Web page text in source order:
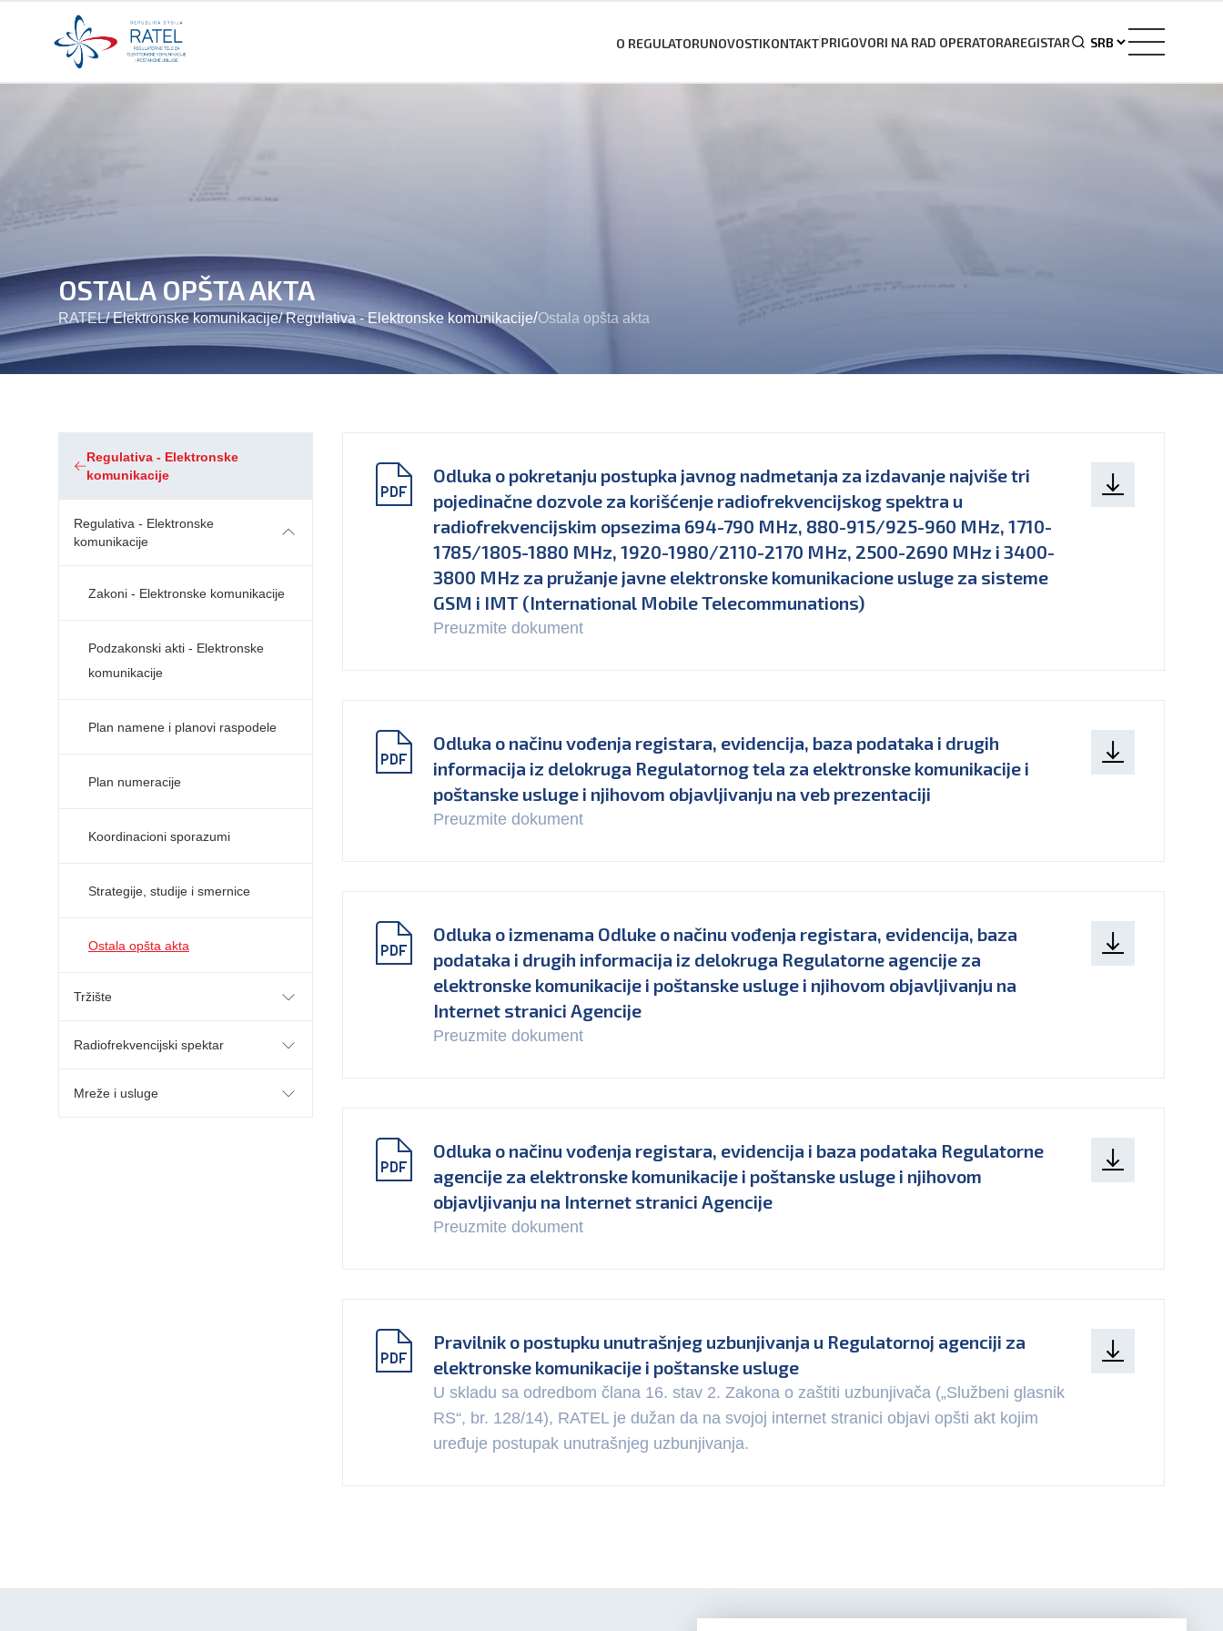
O REGULATORUNOVOSTIKONTAKTPRIGOVORI NA RAD OPERATORAREGISTAR
OSTALA OPŠTA AKTA
RATEL/ Elektronske komunikacije/ Regulativa - Elektronske komunikacije/Ostala opšta akta
Regulativa - Elektronske
komunikacije
Regulativa - Elektronske
komunikacije
Zakoni - Elektronske komunikacije
Podzakonski akti - Elektronske
komunikacije
Plan namene i planovi raspodele
Plan numeracije
Koordinacioni sporazumi
Strategije, studije i smernice
Ostala opšta akta
Tržište
Radiofrekvencijski spektar
Mreže i usluge
Odluka o pokretanju postupka javnog nadmetanja za izdavanje najviše tri
pojedinačne dozvole za korišćenje radiofrekvencijskog spektra u
radiofrekvencijskim opsezima 694-790 MHz, 880-915/925-960 MHz, 1710-
1785/1805-1880 MHz, 1920-1980/2110-2170 MHz, 2500-2690 MHz i 3400-
3800 MHz za pružanje javne elektronske komunikacione usluge za sisteme
GSM i IMT (International Mobile Telecommunations)
Preuzmite dokument
Odluka o načinu vođenja registara, evidencija, baza podataka i drugih
informacija iz delokruga Regulatornog tela za elektronske komunikacije i
poštanske usluge i njihovom objavljivanju na veb prezentaciji
Preuzmite dokument
Odluka o izmenama Odluke o načinu vođenja registara, evidencija, baza
podataka i drugih informacija iz delokruga Regulatorne agencije za
elektronske komunikacije i poštanske usluge i njihovom objavljivanju na
Internet stranici Agencije
Preuzmite dokument
Odluka o načinu vođenja registara, evidencija i baza podataka Regulatorne
agencije za elektronske komunikacije i poštanske usluge i njihovom
objavljivanju na Internet stranici Agencije
Preuzmite dokument
Pravilnik o postupku unutrašnjeg uzbunjivanja u Regulatornoj agenciji za
elektronske komunikacije i poštanske usluge
U skladu sa odredbom člana 16. stav 2. Zakona o zaštiti uzbunjivača („Službeni glasnik
RS“, br. 128/14), RATEL je dužan da na svojoj internet stranici objavi opšti akt kojim
uređuje postupak unutrašnjeg uzbunjivanja.